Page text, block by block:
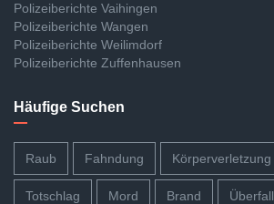
Polizeiberichte Vaihingen
Polizeiberichte Wangen
Polizeiberichte Weilimdorf
Polizeiberichte Zuffenhausen
Häufige Suchen
Raub Fahndung Körperverletzung
Totschlag Mord Brand Überfall